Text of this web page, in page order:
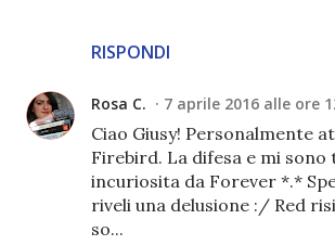
RISPONDI
Rosa C. 7 aprile 2016 alle ore
Ciao Giusy! Personalmente
Firebird. La difesa e mi
incuriosita da Forever *.*
riveli una delusione :/ Red
so...